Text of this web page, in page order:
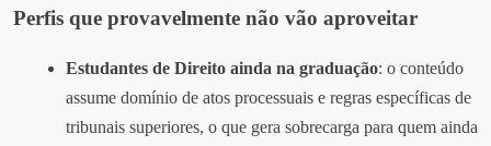
Perfis que provavelmente não vão aproveitar
Estudantes de Direito ainda na graduação: o conteúdo
assume domínio de atos processuais e regras específicas de
tribunais superiores, o que gera sobrecarga para quem ainda